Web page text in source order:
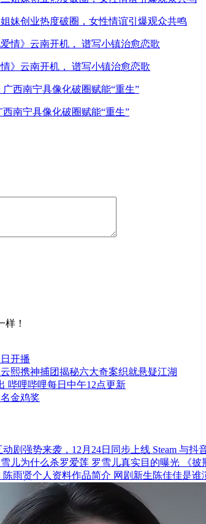
妹创业热度破圈，女性情谊引爆观众共鸣
》云南开机， 谱写小镇治愈恋歌
西南宁具像化破圈赋能“重生”
！
开播
熙携神捕团揭秘六大奇案织就悬疑江湖
哔哩哔哩每日中午12点更新
金鸡奖
《
网剧新生陈佳佳是谁